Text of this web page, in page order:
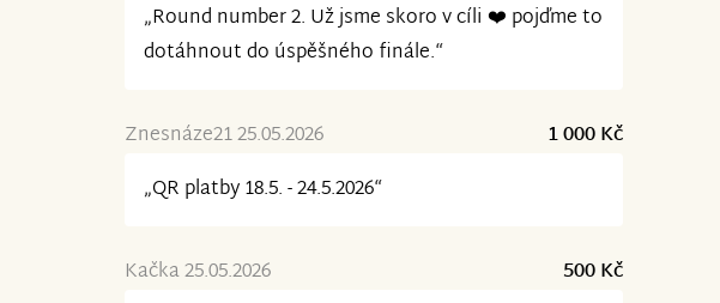
„Round number 2. Už jsme skoro v cíli ❤️ pojďme to
dotáhnout do úspěšného finále.“
Znesnáze21 25.05.2026
1 000 Kč
„QR platby 18.5. - 24.5.2026“
Kačka 25.05.2026
500 Kč